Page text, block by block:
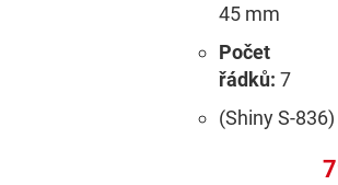
45 mm
Počet
řádků: 7
(Shiny S-836)